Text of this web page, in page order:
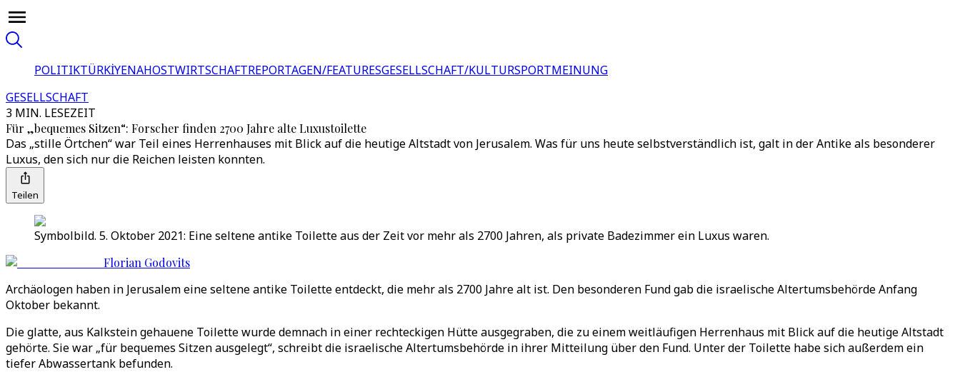
POLITIKTÜRKİYENAHOSTWIRTSCHAFTREPORTAGEN/FEATURESGESELLSCHAFT/KULTURSPORTMEINUNG
GESELLSCHAFT
3 MIN. LESEZEIT
Für „bequemes Sitzen“: Forscher finden 2700 Jahre alte Luxustoilette
Das „stille Örtchen“ war Teil eines Herrenhauses mit Blick auf die heutige Altstadt von Jerusalem. Was für uns heute selbstverständlich ist, galt in der Antike als besonderer
Luxus, den sich nur die Reichen leisten konnten.
Teilen
Symbolbild. 5. Oktober 2021: Eine seltene antike Toilette aus der Zeit vor mehr als 2700 Jahren, als private Badezimmer ein Luxus waren.
Florian Godovits
Archäologen haben in Jerusalem eine seltene antike Toilette entdeckt, die mehr als 2700 Jahre alt ist. Den besonderen Fund gab die israelische Altertumsbehörde Anfang
Oktober bekannt.
Die glatte, aus Kalkstein gehauene Toilette wurde demnach in einer rechteckigen Hütte ausgegraben, die zu einem weitläufigen Herrenhaus mit Blick auf die heutige Altstadt
gehörte. Sie war „für bequemes Sitzen ausgelegt“, schreibt die israelische Altertumsbehörde in ihrer Mitteilung über den Fund. Unter der Toilette habe sich außerdem ein
tiefer Abwassertank befunden.